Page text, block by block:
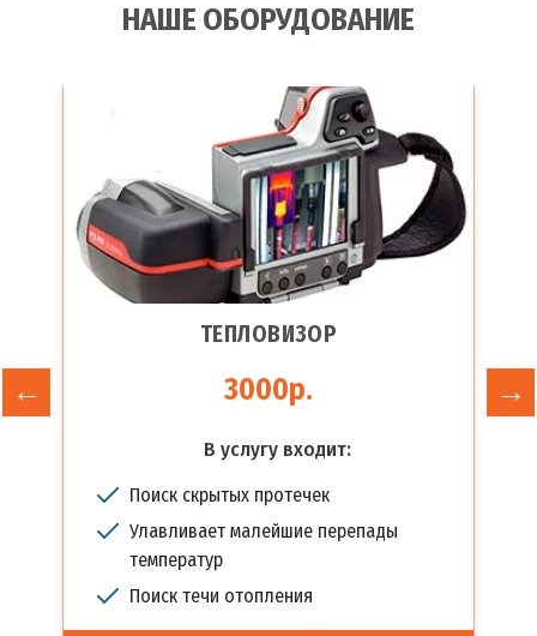
НАШЕ ОБОРУДОВАНИЕ
ТЕПЛОВИЗОР
3000р.
В услугу входит:
Поиск скрытых протечек
Улавливает малейшие перепады
температур
Поиск течи отопления